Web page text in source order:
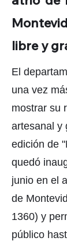
libre y
El
una vez
mostrar su
artesanal y
edición de
quedó
junio en el
de
1360) y
público